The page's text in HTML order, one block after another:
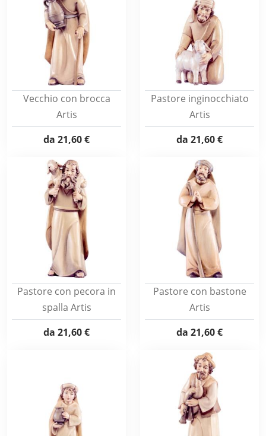
Vecchio con brocca
Artis
da 21,60 €
Pastore inginocchiato
Artis
da 21,60 €
Pastore con pecora in
spalla Artis
da 21,60 €
Pastore con bastone
Artis
da 21,60 €